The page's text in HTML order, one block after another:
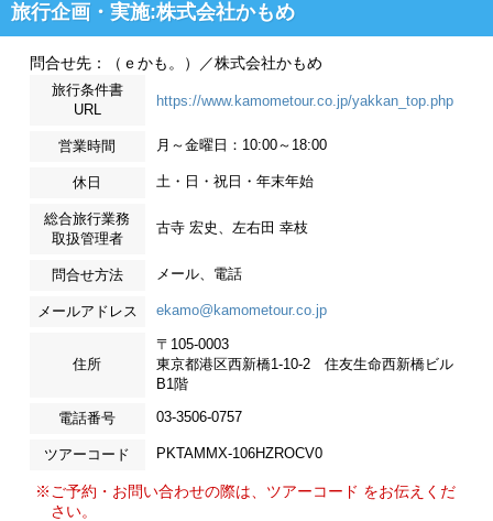
旅行企画・実施:株式会社かもめ
問合せ先：（ｅかも。）／株式会社かもめ
旅行条件書
URL
https://www.kamometour.co.jp/yakkan_top.php
営業時間 月～金曜日：10:00～18:00
休日 土・日・祝日・年末年始
総合旅行業務
取扱管理者
古寺 宏史、左右田 幸枝
問合せ方法 メール、電話
メールアドレス ekamo@kamometour.co.jp
住所
〒105-0003
東京都港区西新橋1-10-2 住友生命西新橋ビル
B1階
電話番号 03-3506-0757
ツアーコード PKTAMMX-106HZROCV0
※ご予約・お問い合わせの際は、ツアーコード をお伝えくだ
さい。